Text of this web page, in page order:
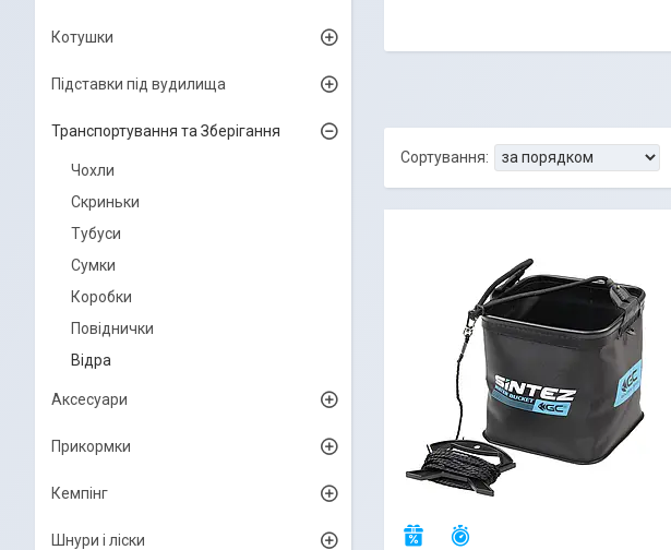
–7%
Котушки
Підставки під вудилища
Транспортування та Зберігання
Чохли
Скриньки
Тубуси
Сумки
Коробки
Повіднички
Відра
Аксесуари
Прикормки
Кемпінг
Шнури і ліски